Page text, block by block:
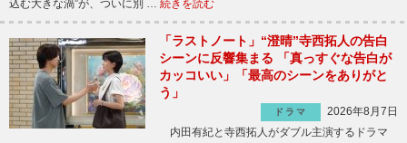
込む大きな渦”が、ついに別 … 続きを読む
「ラストノート」“澄晴”寺西拓人の告白
シーンに反響集まる 「真っすぐな告白が
カッコいい」「最高のシーンをありがと
う」
ドラマ
2026年8月7日
内田有紀と寺西拓人がダブル主演するドラマ